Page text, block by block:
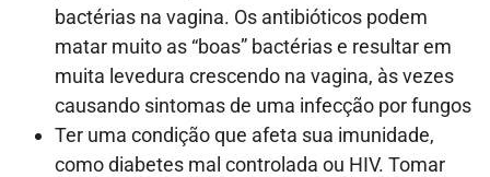
bactérias na vagina. Os antibióticos podem
matar muito as “boas” bactérias e resultar em
muita levedura crescendo na vagina, às vezes
causando sintomas de uma infecção por fungos
Ter uma condição que afeta sua imunidade,
como diabetes mal controlada ou HIV. Tomar